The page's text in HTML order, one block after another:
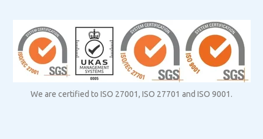
We are certified to ISO 27001, ISO 27701 and ISO 9001.